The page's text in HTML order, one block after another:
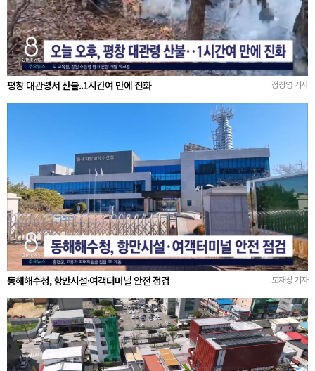
평창 대관령서 산불..1시간여 만에 진화 정창영 기자
동해해수청, 항만시설·여객터머널 안전 점검 모재성 기자